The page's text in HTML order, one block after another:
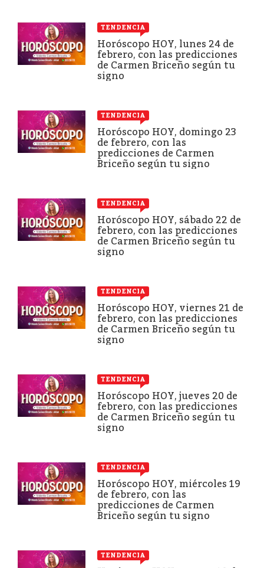
TENDENCIA
Horóscopo HOY, lunes 24 de
febrero, con las predicciones
de Carmen Briceño según tu
signo
TENDENCIA
Horóscopo HOY, domingo 23
de febrero, con las
predicciones de Carmen
Briceño según tu signo
TENDENCIA
Horóscopo HOY, sábado 22 de
febrero, con las predicciones
de Carmen Briceño según tu
signo
TENDENCIA
Horóscopo HOY, viernes 21 de
febrero, con las predicciones
de Carmen Briceño según tu
signo
TENDENCIA
Horóscopo HOY, jueves 20 de
febrero, con las predicciones
de Carmen Briceño según tu
signo
TENDENCIA
Horóscopo HOY, miércoles 19
de febrero, con las
predicciones de Carmen
Briceño según tu signo
TENDENCIA